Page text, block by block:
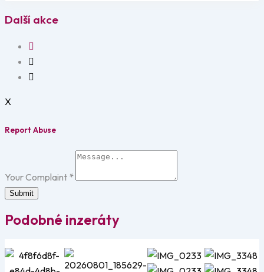
Další akce
X
Report Abuse
Your Complaint *
Submit
Podobné inzeráty